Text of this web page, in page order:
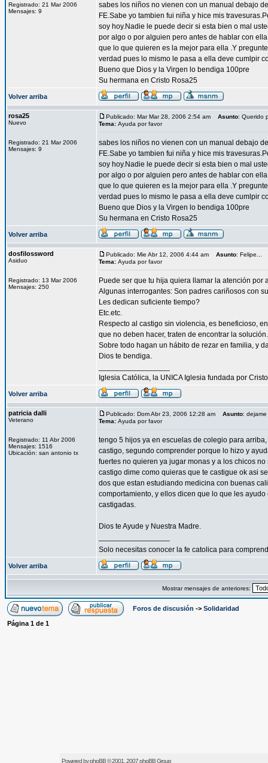
Registrado: 21 Mar 2006
Mensajes: 9
sabes los niños no vienen con un manual debajo
FE.Sabe yo tambien fui niña y hice mis
soy hoy.Nadie le puede decir si esta bien o mal
por algo o por alguien pero antes de hablar con
que lo que quieren es la mejor para ella .Y
verdad pues lo mismo le pasa a ella deve cumlpir
Bueno que Dios y la Virgen lo bendiga 100pre
Su hermana en Cristo Rosa25
Volver arriba
rosa25
Nuevo
Registrado: 21 Mar 2006
Mensajes: 9
Publicado: Mar Mar 28, 2006 2:54 am Asunto: Querido
Tema: Ayuda por favor
sabes los niños no vienen con un manual debajo
FE.Sabe yo tambien fui niña y hice mis
soy hoy.Nadie le puede decir si esta bien o mal
por algo o por alguien pero antes de hablar con
que lo que quieren es la mejor para ella .Y
verdad pues lo mismo le pasa a ella deve cumlpir
Bueno que Dios y la Virgen lo bendiga 100pre
Su hermana en Cristo Rosa25
Volver arriba
dosfilossword
Asiduo
Registrado: 13 Mar 2006
Mensajes: 250
Publicado: Mie Abr 12, 2006 4:44 am Asunto: Felipe...
Tema: Ayuda por favor
Puede ser que tu hija quiera llamar la atención
Algunas interrogantes: Son padres cariñosos con
Les dedican suficiente tiempo?
Etc.etc.
Respecto al castigo sin violencia, es beneficioso,
que no deben hacer, traten de encontrar la solución.
Sobre todo hagan un hábito de rezar en familia, y
Dios te bendiga.
Iglesia Católica, la UNICA Iglesia fundada por
Volver arriba
patricia dalli
Veterano
Registrado: 11 Abr 2006
Mensajes: 1516
Ubicación: san antonio tx
Publicado: Dom Abr 23, 2006 12:28 am Asunto:
Tema: Ayuda por favor
tengo 5 hijos ya en escuelas de colegio para
castigo, segundo comprender porque lo hizo y
fuertes no quieren ya jugar monas y a los chicos
castigo dime como quieras que te castigue ok asi
dos que estan estudiando medicina con buenas
comportamiento, y ellos dicen que lo que les
castigadas.
Dios te Ayude y Nuestra Madre.
Solo necesitas conocer la fe catolica para
Volver arriba
Mostrar mensajes de anteriores:
Foros de discusión -> Solidaridad
Página 1 de 1
Powered byphpBB© 2001, 2007 phpBB Group